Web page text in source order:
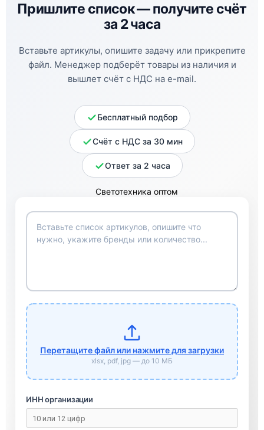
Пришлите список —получите счёт
за 2 часа
Вставьте артикулы, опишите задачу или прикрепите
файл. Менеджер подберёт товары из наличия и
вышлет счёт с НДС на e-mail.
Бесплатный подбор
Счёт с НДС за 30 мин
Ответ за 2 часа
Перетащите файл или нажмите для загрузки
xlsx, pdf, jpg — до 10 МБ
ИНН организации